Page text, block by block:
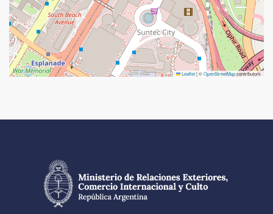
Leaflet|©OpenStreetMapcontributors